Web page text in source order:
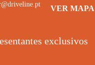
VER MAPA
exclusivos